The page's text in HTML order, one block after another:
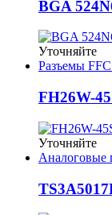
BGA
Уточняйте
Разъемы
FH26W-
Уточняйте